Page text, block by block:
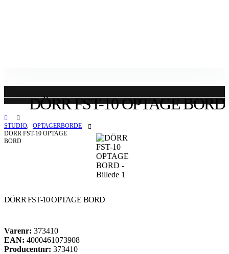
DÖRR FST-10 OPTAGE BORD
STUDIO, OPTAGERBORDE
DÖRR FST-10 OPTAGE
BORD
DÖRR FST-10 OPTAGE BORD
Varenr: 373410
EAN: 4000461073908
Producentnr: 373410